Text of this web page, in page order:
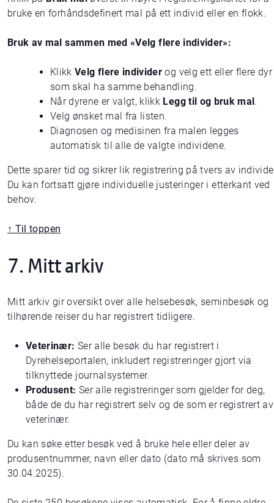
bruke en forhåndsdefinert mal på ett individ eller en flokk.
Bruk av mal sammen med «Velg flere individer»:
KlikkVelg flere individer og velg ett eller flere dyr
som skal ha samme behandling.
Når dyrene er valgt, klikk Legg til og bruk mal.
Velg ønsket mal fra listen.
Diagnosen og medisinen fra malen legges
automatisk til alle de valgte individene.
Dette sparer tid og sikrer lik registrering på tvers av
Du kan fortsatt gjøre individuelle justeringer i etterkant ved
behov.
↑ Til toppen
7. Mitt arkiv
Mitt arkiv gir oversikt over alle helsebesøk, seminbesøk og
tilhørende reiser du har registrert tidligere.
Veterinær: Ser alle besøk du har registrert i
Dyrehelseportalen, inkludert registreringer gjort via
tilknyttede journalsystemer.
Produsent: Ser alle registreringer som gjelder for deg,
både de du har registrert selv og de som er registrert av
veterinær.
Du kan søke etter besøk ved å bruke hele eller deler av
produsentnummer, navn eller dato (dato må skrives som
30.04.2025).